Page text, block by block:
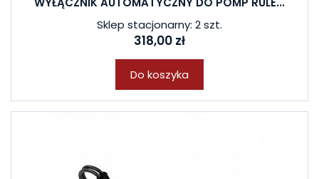
Sklep stacjonarny: 2 szt.
318,00 zł
Do koszyka